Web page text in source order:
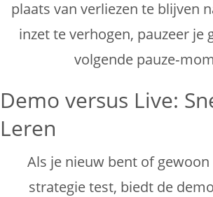
plaats van verliezen te blijven
inzet te verhogen, pauzeer je
volgende
Demo versus Live:
Leren
Als je nieuw bent of
strategie test, biedt de